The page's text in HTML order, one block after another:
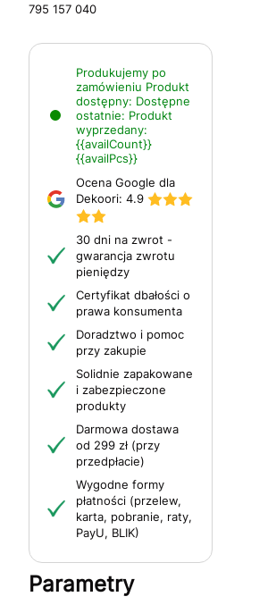
795 157 040
Produkujemy po
zamówieniu Produkt
dostępny: Dostępne
ostatnie: Produkt
wyprzedany:
{{availCount}}
{{availPcs}}
Ocena Google dla
Dekoori: 4.9
30 dni na zwrot -
gwarancja zwrotu
pieniędzy
Certyfikat dbałości o
prawa konsumenta
Doradztwo i pomoc
przy zakupie
Solidnie zapakowane
i zabezpieczone
produkty
Darmowa dostawa
od 299 zł (przy
przedpłacie)
Wygodne formy
płatności (przelew,
karta, pobranie, raty,
PayU, BLIK)
Parametry